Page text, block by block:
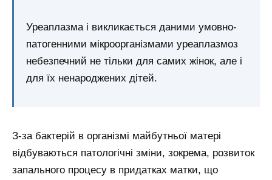
Уреаплазма і викликається даними умовно-
патогенними мікроорганізмами уреаплазмоз
небезпечний не тільки для самих жінок, але і
для їх ненароджених дітей.
З-за бактерій в організмі майбутньої матері
відбуваються патологічні зміни, зокрема, розвиток
запального процесу в придатках матки, що